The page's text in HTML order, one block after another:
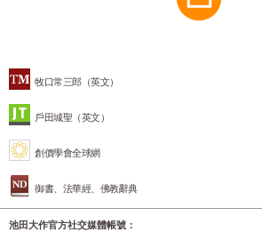
牧口常三郎（英文）
戶田城聖（英文）
創價學會全球網
御書、法華經、佛教辭典
池田大作官方社交媒體帳號：